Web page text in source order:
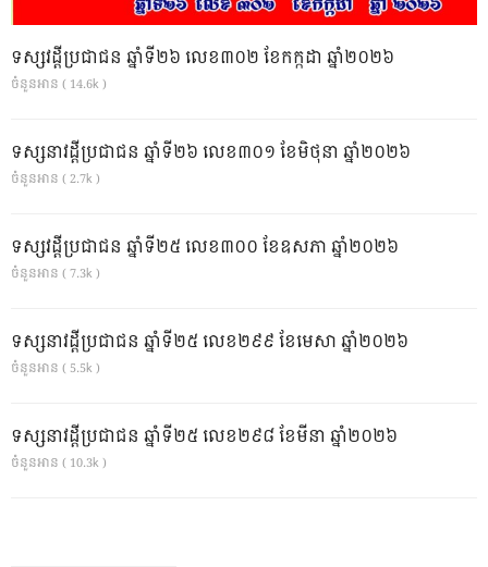
ទស្សវដ្តីប្រជាជន ឆ្នាំទី២៦ លេខ៣០២ ខែកក្កដា ឆ្នាំ២០២៦
ចំនួនអាន ( 14.6k )
ទស្សនាវដ្ដីប្រជាជន ឆ្នាំទី២៦ លេខ៣០១ ខែមិថុនា ឆ្នាំ២០២៦
ចំនួនអាន ( 2.7k )
ទស្សវដ្តីប្រជាជន ឆ្នាំទី២៥ លេខ៣០០ ខែឧសភា ឆ្នាំ២០២៦
ចំនួនអាន ( 7.3k )
ទស្សនាវដ្ដីប្រជាជន ឆ្នាំទី២៥ លេខ២៩៩ ខែមេសា ឆ្នាំ២០២៦
ចំនួនអាន ( 5.5k )
ទស្សនាវដ្ដីប្រជាជន ឆ្នាំទី២៥ លេខ២៩៨ ខែមីនា ឆ្នាំ២០២៦
ចំនួនអាន ( 10.3k )